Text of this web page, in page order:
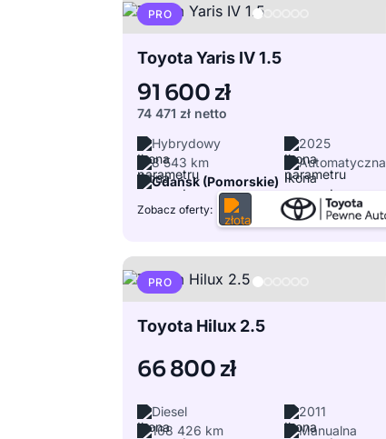
PRO
Toyota Yaris IV 1.5
91 600 zł
74 471 zł netto
Hybrydowy
2025
8 543 km
Automatyczna
Gdańsk (Pomorskie)
Zobacz oferty:
PRO
Toyota Hilux 2.5
66 800 zł
Diesel
2011
168 426 km
Manualna